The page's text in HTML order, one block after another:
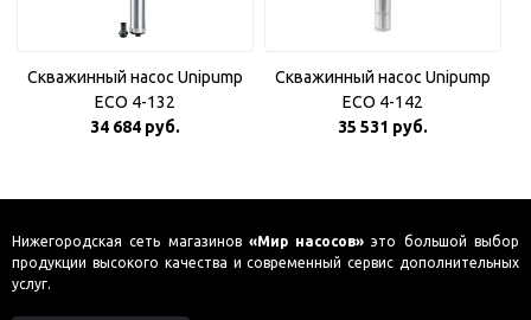
Скважинный насос Unipump
ECO 4-132
34 684 руб.
Скважинный насос Unipump
ECO 4-142
35 531 руб.
Нижегородская сеть магазинов «Мир насосов» это большой выбор
продукции высокого качества и современный сервис дополнительных
услуг.